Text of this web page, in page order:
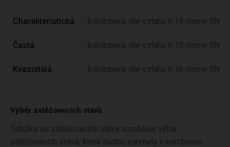
Charakteristická - kombinace dle vztahu 6.14 normy EN
Častá - kombinace dle vztahu 6.15 normy EN
Kvazistálá - kombinace dle vztahu 6.16 normy EN
Výběr zatěžovacích stavů
Tabulka se zatěžovacími stavy umožňuje výběr
zatěžovacích stavů, které budou zahrnuty v kombinaci.